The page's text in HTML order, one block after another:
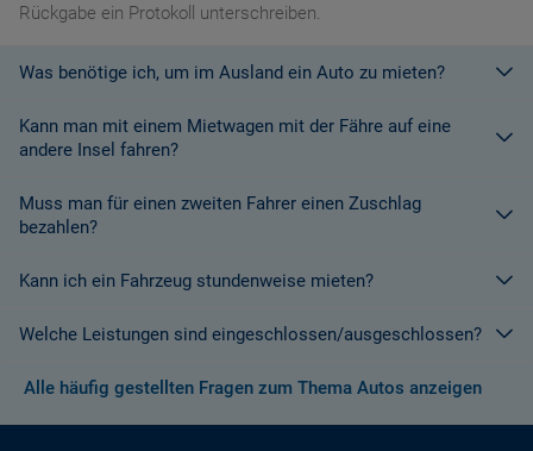
Rückgabe ein Protokoll unterschreiben.
Was benötige ich, um im Ausland ein Auto zu mieten?
Mit einem europäischen Führerschein ist es kein Problem ein
Fahrzeug zu mieten. In Europa und bei den meisten
Kann man mit einem Mietwagen mit der Fähre auf eine
andere Insel fahren?
Die meisten Fahrzeugvermieter erlauben aus Gründen des
Versicherungsschutzes an Bord eines Schiffes nicht, dass ihre
Informationen finden Sie in den Bedingungen des Vermieters.
Muss man für einen zweiten Fahrer einen Zuschlag
bezahlen?
Ja. Für jeden zusätzlichen Fahrer muss am Zielort ein Zuschlag
Sonderangebot informiert, bei dem ein zusätzlicher Fahrer
Kann ich ein Fahrzeug stundenweise mieten?
Derzeit ist der Mindestzeitraum für eine Autoanmietung 24
Welche Leistungen sind eingeschlossen/ausgeschlossen?
Normalerweise werden Ihnen in den AGB's die Leistungen beim
Abschluss der Buchung aufgezeigt. Wenn nicht anders
Alle häufig gestellten Fragen zum Thema Autos anzeigen